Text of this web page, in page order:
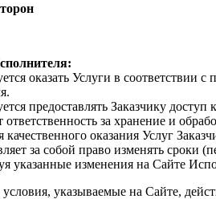
оказать Услуги в
предоставлять Заказчику
ответственность за хранение и
оказания Услуг
за собой право изменять сроки
указанные изменения на Сайте
указываемые на Сайте,